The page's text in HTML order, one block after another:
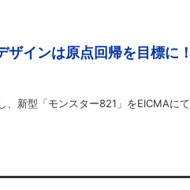
インは原点回帰を目標に！
、新型「モンスター821」をEICMAにて